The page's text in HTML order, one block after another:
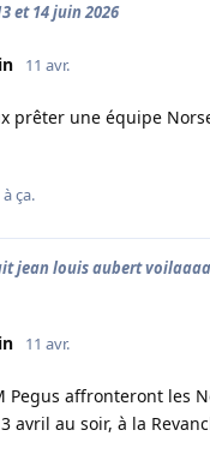
et 14 juin 2026
11 avr.
prêter une équipe
ça.
jean louis aubert
11 avr.
Pegus affronteront les
avril au soir, à la